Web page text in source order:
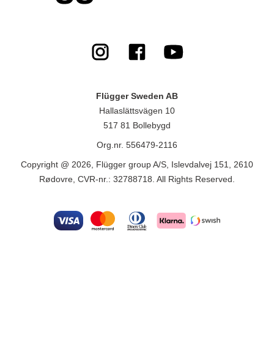
Flügger Sweden AB
Hallaslättsvägen 10
517 81 Bollebygd
Org.nr. 556479-2116
Copyright @ 2026, Flügger group A/S, Islevdalvej 151, 2610
Rødovre, CVR-nr.: 32788718. All Rights Reserved.